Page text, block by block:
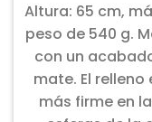
Altura: 65 cm,
peso de 540 g.
con un
mate. El
más firme en